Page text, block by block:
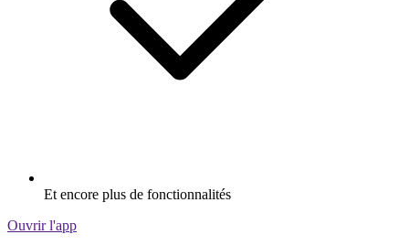
Et encore plus de fonctionnalités
Ouvrir l'app